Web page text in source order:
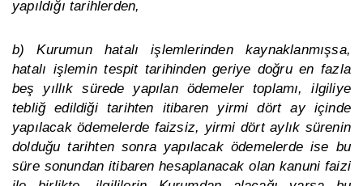
yapıldığı tarihlerden,
b) Kurumun hatalı işlemlerinden kaynaklanmışsa,
hatalı işlemin tespit tarihinden geriye doğru en fazla
beş yıllık sürede yapılan ödemeler toplamı, ilgiliye
tebliğ edildiği tarihten itibaren yirmi dört ay içinde
yapılacak ödemelerde faizsiz, yirmi dört aylık sürenin
dolduğu tarihten sonra yapılacak ödemelerde ise bu
süre sonundan itibaren hesaplanacak olan kanuni faizi